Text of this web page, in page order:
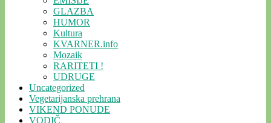
GLAZBA
HUMOR
Kultura
KVARNER.info
Mozaik
RARITETI !
UDRUGE
Uncategorized
Vegetarijanska prehrana
VIKEND PONUDE
VODIČ